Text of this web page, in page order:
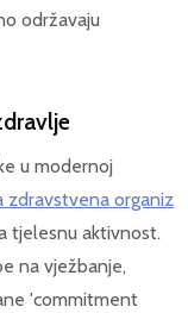
održavaju
u modernoj
zdravstvena organiz
tjelesnu aktivnost.
na vježbanje,
'commitment